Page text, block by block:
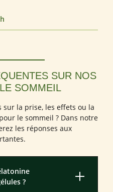
SUR NOS
SOMMEIL
sur la prise, les effets ou la
le sommeil ? Dans notre
les réponses aux
?